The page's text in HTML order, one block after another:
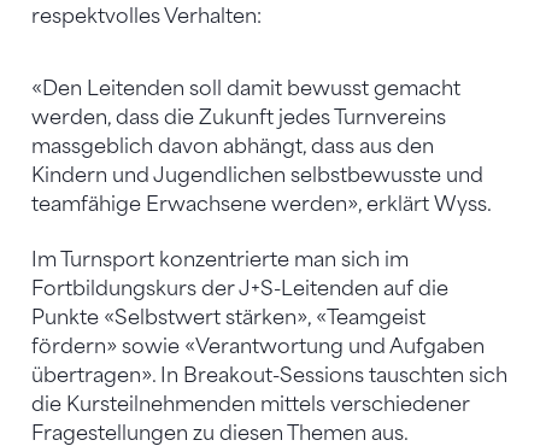
respektvolles Verhalten:
«Den Leitenden soll damit bewusst gemacht
werden, dass die Zukunft jedes Turnvereins
massgeblich davon abhängt, dass aus den
Kindern und Jugendlichen selbstbewusste und
teamfähige Erwachsene werden», erklärt Wyss.
Im Turnsport konzentrierte man sich im
Fortbildungskurs der J+S-Leitenden auf die
Punkte «Selbstwert stärken», «Teamgeist
fördern» sowie «Verantwortung und Aufgaben
übertragen». In Breakout-Sessions tauschten sich
die Kursteilnehmenden mittels verschiedener
Fragestellungen zu diesen Themen aus.